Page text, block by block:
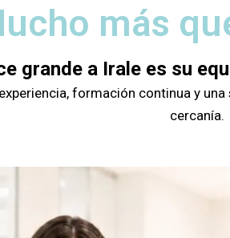
más
grande a Irale es su
formación continua y
cercanía.